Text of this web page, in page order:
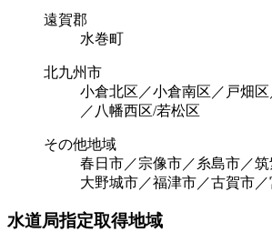
遠賀郡
水巻町
北九州市
小倉北区／小倉南区／戸畑
／八幡西区/若松区
その他地域
春日市／宗像市／糸島市／
大野城市／福津市／古賀市
水道局指定取得地域